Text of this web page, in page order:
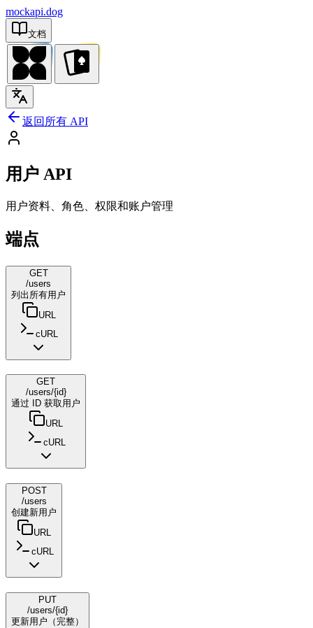
mockapi.dog
文档
返回所有 API
用户 API
用户资料、角色、权限和账户管理
端点
GET
/users
列出所有用户
URL
cURL
GET
/users/{id}
通过 ID 获取用户
URL
cURL
POST
/users
创建新用户
URL
cURL
PUT
/users/{id}
更新用户（完整）